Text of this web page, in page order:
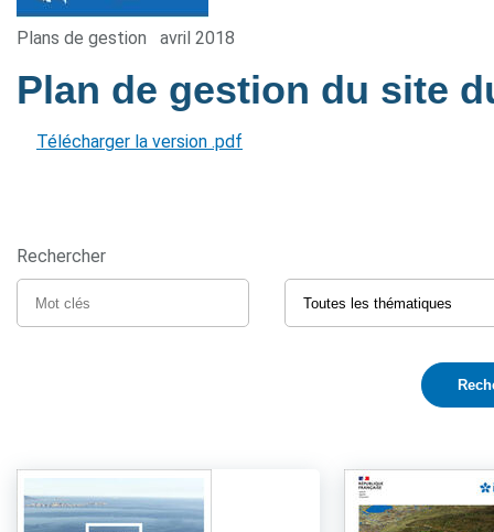
Plans de gestion avril 2018
Plan de gestion du site
Télécharger la version .pdf
Rechercher